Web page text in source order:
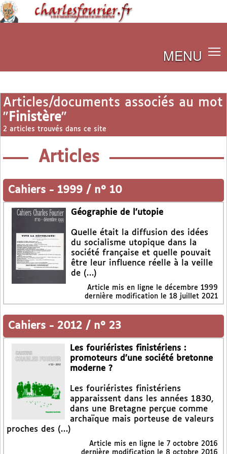
MENU
Articles/documents associés au mot
" Finistère"
2 articles trouvés dans ce site
Articles
Cahiers - 1999 / n° 10
Géographie de l’utopie
Quelle était la diffusion des idées
du socialisme utopique dans la
société française et quelle pouvait
être leur influence réelle à la veille
de (…)
Article mis en ligne le décembre 1999
dernière modification le 18 juillet 2021
Cahiers - 2012 / n° 23
Les fouriéristes finistériens :
promoteurs d’une société bretonne
moderne ?
Les fouriéristes finistériens
apparaissent dans les années 1830,
dans une Bretagne perçue comme
archaïque mais porteuse de valeurs
proches des (…)
Article mis en ligne le 7 octobre 2016
dernière modification le 8 octobre 2016